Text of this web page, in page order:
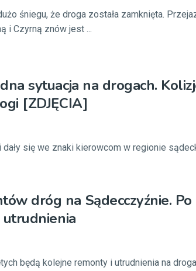
śniegu, że droga została zamknięta.
i Czyrną znów jest ...
sytuacja na drogach.
[ZDJĘCIA]
się we znaki kierowcom w regionie
dróg na Sądecczyźnie.
będą kolejne remonty i utrudnienia na